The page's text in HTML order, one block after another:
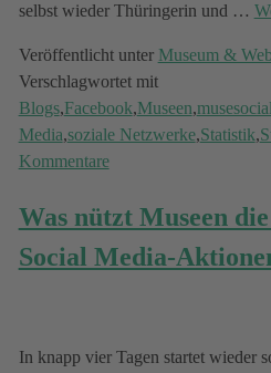
selbst wieder Thüringerin und …
Veröffentlicht unter Museum &
Verschlagwortet mit
Blogs,Facebook,Museen,musesocial
Media,soziale Netzwerke,Statistik,
Kommentare
Was nützt Museen
Social Media-
In knapp vier Tagen startet wieder